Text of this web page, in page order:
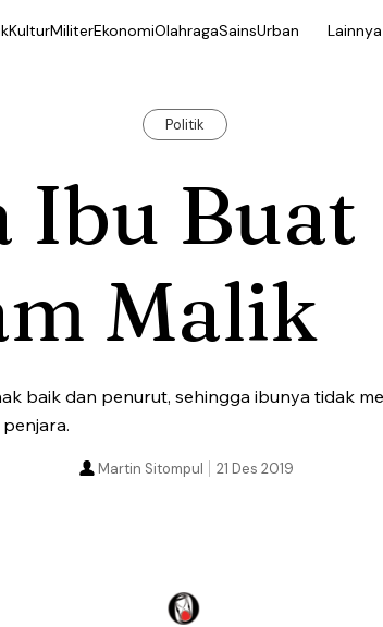
KulturMiliterEkonomiOlahragaSainsUrban Lainnya
Politik
Ibu Buat
Malik
baik dan penurut, sehingga ibunya tidak
21 Des 2019
Martin Sitompul